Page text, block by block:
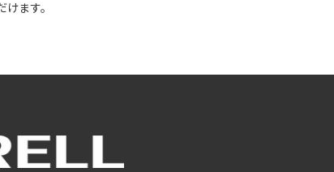
ます。